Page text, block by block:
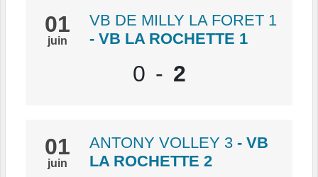
01
juin
VB DE MILLY LA FORET 1
- VB LA ROCHETTE 1
0 - 2
01
juin
ANTONY VOLLEY 3 - VB
LA ROCHETTE 2